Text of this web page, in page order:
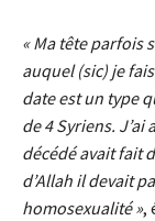
« Ma tête parfois
auquel (sic) je
date est un type
de 4 Syriens.
décédé avait fait
d’Allah il devait
homosexualité »,